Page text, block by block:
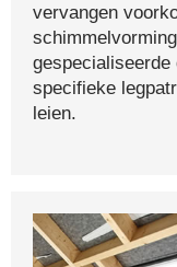
vervangen
specifieke
leien.